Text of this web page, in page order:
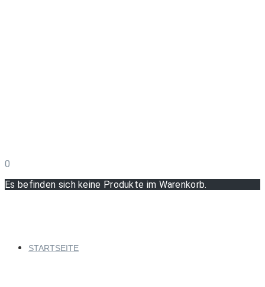
0
Es befinden sich keine Produkte im Warenkorb.
STARTSEITE